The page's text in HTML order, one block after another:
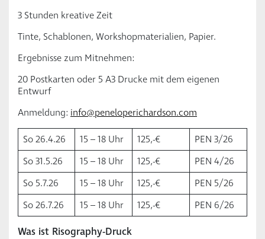
3 Stunden kreative Zeit
Tinte, Schablonen, Workshopmaterialien, Papier.
Ergebnisse zum Mitnehmen:
20 Postkarten oder 5 A3 Drucke mit dem eigenen
Entwurf
Anmeldung: info@peneloperichardson.com
So 26.4.26 15 – 18 Uhr 125,-€
PEN 3/26
So 31.5.26
15 – 18 Uhr 125,-€
PEN 4/26
So 5.7.26
15 – 18 Uhr 125,-€
PEN 5/26
So 26.7.26
15 – 18 Uhr 125,-€ PEN 6/26
Was ist Risography-Druck